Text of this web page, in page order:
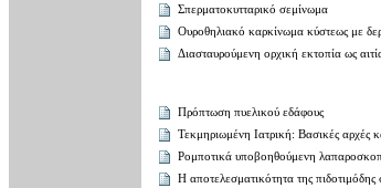
Σπερματοκυτταρικό σεμίνωμα
Ουροθηλιακό καρκίνωμα κύστεως με
Διασταυρούμενη ορχική εκτοπία ως
Πρόπτωση πυελικού εδάφους
Τεκμηριωμένη Ιατρική: Βασικές αρχές
Ρομποτικά υποβοηθούμενη
Η αποτελεσματικότητα της πιδοτιμόδης